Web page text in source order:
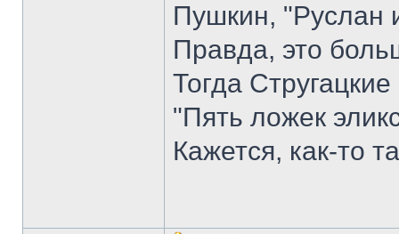
Пушкин,
Правда, это
Тогда
"Пять ложек
Кажется, как-то